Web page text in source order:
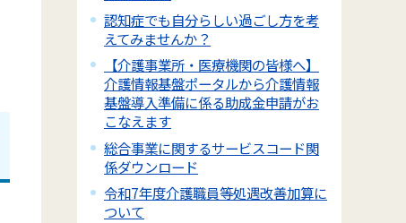
認知症でも自分らしい過ごし方を考
えてみませんか？
【介護事業所・医療機関の皆様へ】
介護情報基盤ポータルから介護情報
基盤導入準備に係る助成金申請がお
こなえます
総合事業に関するサービスコード関
係ダウンロード
令和7年度介護職員等処遇改善加算に
ついて